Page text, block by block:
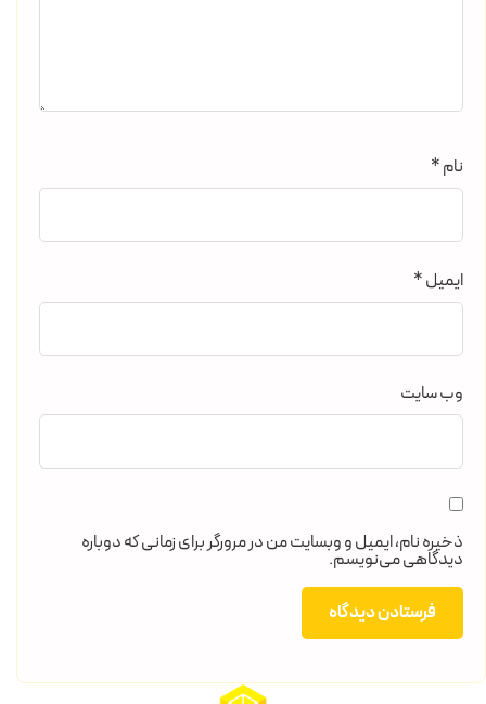
نام*
ایمیل*
وب‌ سایت
ذخیره نام، ایمیل و وبسایت من در مرورگر برای زمانی که دوباره
دیدگاهی می‌نویسم.